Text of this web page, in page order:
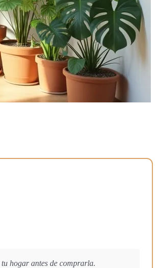
hogar antes de comprarla.